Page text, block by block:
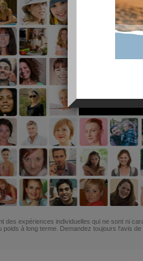
des expériences individuelles qui ne sont ni
à long terme. Demandez toujours l'avis